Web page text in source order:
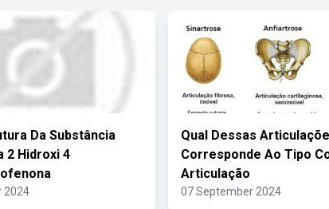
Da Substância
2 Hidroxi 4
2024
Qual Dessas
Corresponde Ao Tipo
Articulação
07 September 2024